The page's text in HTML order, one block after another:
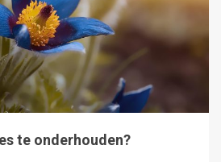
te onderhouden?